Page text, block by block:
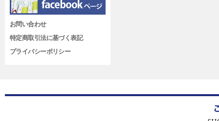
お問い合わせ
特定商取引法に基づく表記
プライバシーポリシー